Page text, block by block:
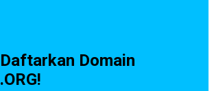
Daftarkan Domain
.ORG!